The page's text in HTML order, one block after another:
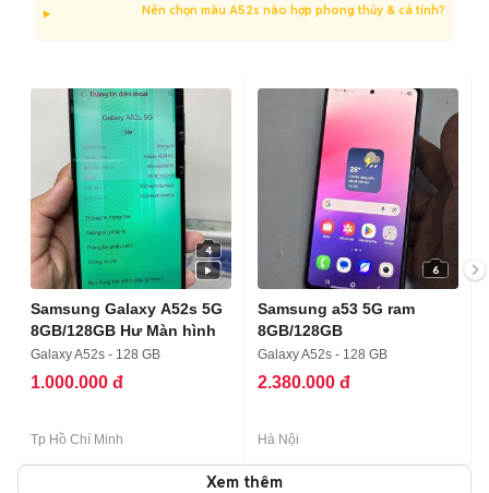
Nên chọn màu A52s nào hợp phong thủy & cá tính?
4
Samsung Galaxy A52s 5G
8GB/128GB Hư Màn hình
Galaxy A52s - 128 GB
1.000.000 đ
Tp Hồ Chí Minh
6
Samsung a53 5G ram
8GB/128GB
Galaxy A52s - 128 GB
2.380.000 đ
Hà Nội
Xem thêm